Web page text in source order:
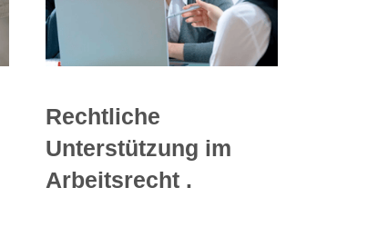
Rechtliche
Unterstützung im
Arbeitsrecht .